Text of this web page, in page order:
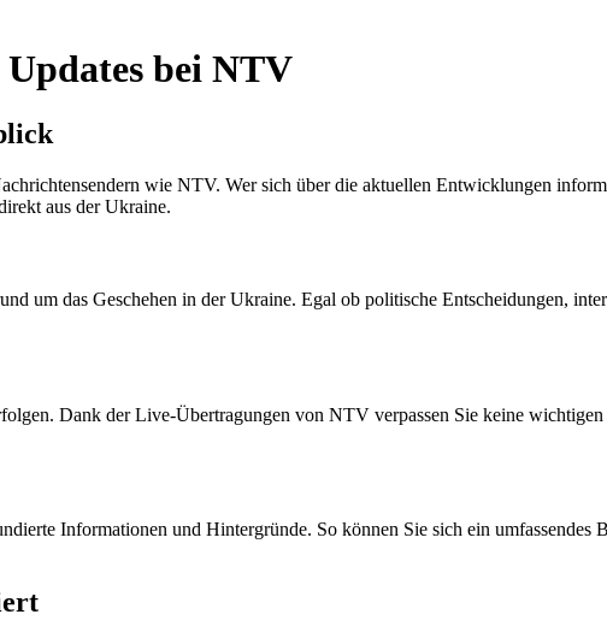
bei NTV
wie NTV. Wer sich über die aktuellen Entwicklungen
aus der Ukraine.
das Geschehen in der Ukraine. Egal ob politische Entscheidungen,
Dank der Live-Übertragungen von NTV verpassen Sie keine
Informationen und Hintergründe. So können Sie sich ein umfassendes